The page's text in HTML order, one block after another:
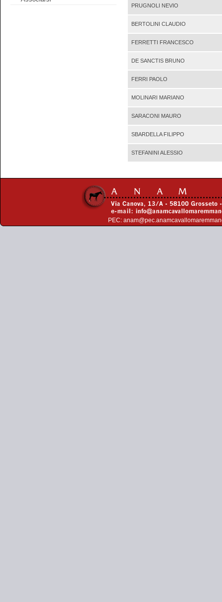
PRUGNOLI NEVIO
BERTOLINI CLAUDIO
FERRETTI FRANCESCO
DE SANCTIS BRUNO
FERRI PAOLO
MOLINARI MARIANO
SARACONI MAURO
SBARDELLA FILIPPO
STEFANINI ALESSIO
PEC: